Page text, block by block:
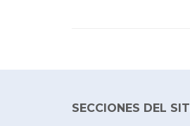
SECCIONES DEL